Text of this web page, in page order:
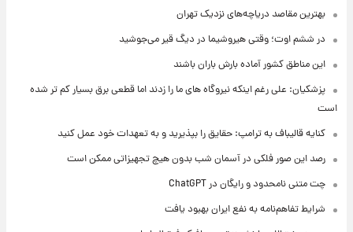
بهترین مقاصد دریاچه‌های نزدیک تهران
در ششم اوت؛ وقتی هیروشیما در دیگ قیر می‌جوشید
این مناطق کشور آماده بارش باران باشند
پزشکیان: علی رغم اینکه نیروگاه های ما را زدند اما قطعی برق بسیار کم تر شده
است
کنایه قالیباف به ترامپ: حقایق را بپذیرید و به تعهدات خود عمل کنید
رصد این صور فلکی در آسمان شب بدون هیچ تجهیزاتی ممکن است
چت متنی نامحدود و رایگان در ChatGPT
شرایط تفاهم‌نامه به نفع ایران بهبود یافت